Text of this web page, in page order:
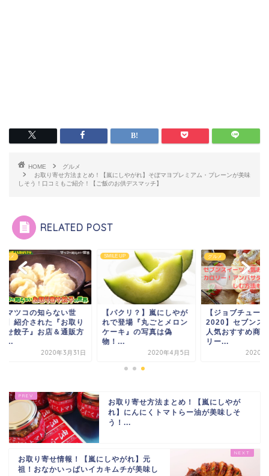
HOME
グルメ
お取り寄せ方法まとめ！【嵐にしやがれ】そぼマヨプレミアム・プレーンが美味
しそう！口コミもご紹介！【ご飯のお供デスマッチ】
RELATED POST
ツコの知らない世
紹介された『お取り
餃子』お店＆通販方
2020年3月31日
SMILE UP
【パクリ？】嵐にしやが
れで登場『丸ごとメロン
ケーキ』の写真は偽
物！...
2020年4月5日
グルメ
【ジョブチューン
2020】セブンスイ
人気おすすめ商品や
リー...
2020年10
お取り寄せ方法まとめ！【嵐にしやが
れ】にんにくトマトらー油が美味しそ
う！...
お取り寄せ情報！【嵐にしやがれ】元
祖！おなかいっぱいイカキムチが美味し